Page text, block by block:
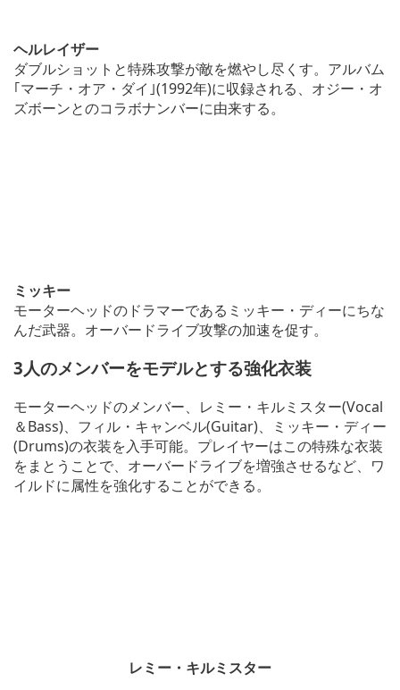
ヘルレイザー
ダブルショットと特殊攻撃が敵を燃やし尽くす。アルバム
｢マーチ・オア・ダイ｣(1992年)に収録される、オジー・オ
ズボーンとのコラボナンバーに由来する。
ミッキー
モーターヘッドのドラマーであるミッキー・ディーにちな
んだ武器。オーバードライブ攻撃の加速を促す。
3人のメンバーをモデルとする強化衣装
モーターヘッドのメンバー、レミー・キルミスター(Vocal
＆Bass)、フィル・キャンベル(Guitar)、ミッキー・ディー
(Drums)の衣装を入手可能。プレイヤーはこの特殊な衣装
をまとうことで、オーバードライブを増強させるなど、ワ
イルドに属性を強化することができる。
レミー・キルミスター